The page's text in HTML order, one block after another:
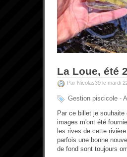
La Loue, été
Par Nicolas39 le mardi
Gestion piscicole -
Par ce billet je
images m'ont été
les rives de cette
parfois une bonne
de fond sont toujours